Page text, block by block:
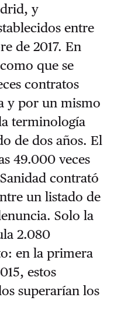
y
entre
de 2017. En
que se
contratos
y por un mismo
terminología
de dos años. El
49.000 veces
contrató
un listado de
Solo la
2.080
en la primera
estos
superarían los